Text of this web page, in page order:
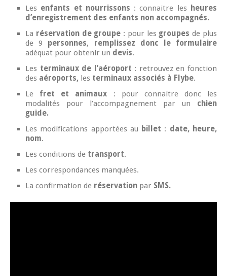
Les enfants et nourrissons : connaitre les
heures
d’enregistrement des enfants non accompagnés.
La réservation de groupe : pour les groupes de plus
de 9 personnes, remplissez donc le formulaire
adéquat pour obtenir un devis.
Les terminaux de l’aéroport : retrouvez en fonction
des aéroports, les terminaux associés à Flybe.
Le fret et animaux : pour connaitre donc les
modalités pour l’accompagnement par un chien
guide.
Les modifications apportées au billet : date, heure,
nom.
Les conditions de transport.
Les correspondances manquées.
La confirmation de réservation par SMS.